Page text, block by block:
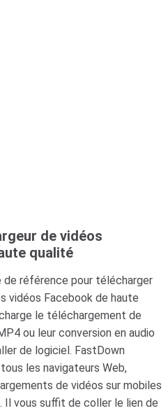
de vidéos
qualité
de référence pour télécharger
vidéos Facebook de haute
le téléchargement de
ou leur conversion en audio
de logiciel. FastDown
les navigateurs Web,
de vidéos sur mobiles
Il vous suffit de coller le lien de